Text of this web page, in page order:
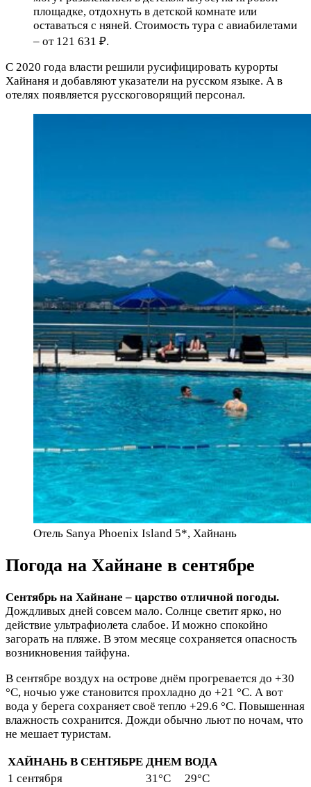
площадке, отдохнуть в детской комнате или
оставаться с няней. Стоимость тура с авиабилетами
– от 121 631 ₽.
С 2020 года власти решили русифицировать курорты
Хайнаня и добавляют указатели на русском языке. А в
отелях появляется русскоговорящий персонал.
Отель Sanya Phoenix Island 5*, Хайнань
Погода на Хайнане в сентябре
Сентябрь на Хайнане – царство отличной погоды.
Дождливых дней совсем мало. Солнце светит ярко, но
действие ультрафиолета слабое. И можно спокойно
загорать на пляже. В этом месяце сохраняется опасность
возникновения тайфуна.
В сентябре воздух на острове днём прогревается до +30
°С, ночью уже становится прохладно до +21 °С. А вот
вода у берега сохраняет своё тепло +29.6 °С. Повышенная
влажность сохранится. Дожди обычно льют по ночам, что
не мешает туристам.
ХАЙНАНЬ В СЕНТЯБРЕ ДНЕМ ВОДА
1 сентября
31°C
29°C